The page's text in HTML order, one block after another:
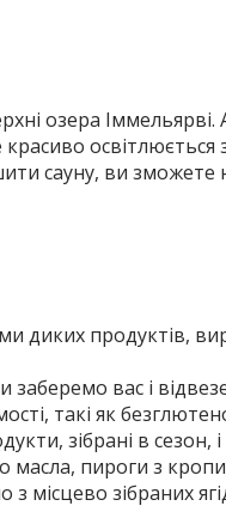
озера Іммельярві.
освітлюється
сауну, ви зможете
диких продуктів,
заберемо вас і
такі як
зібрані в сезон,
масла, пироги з
місцево зібраних